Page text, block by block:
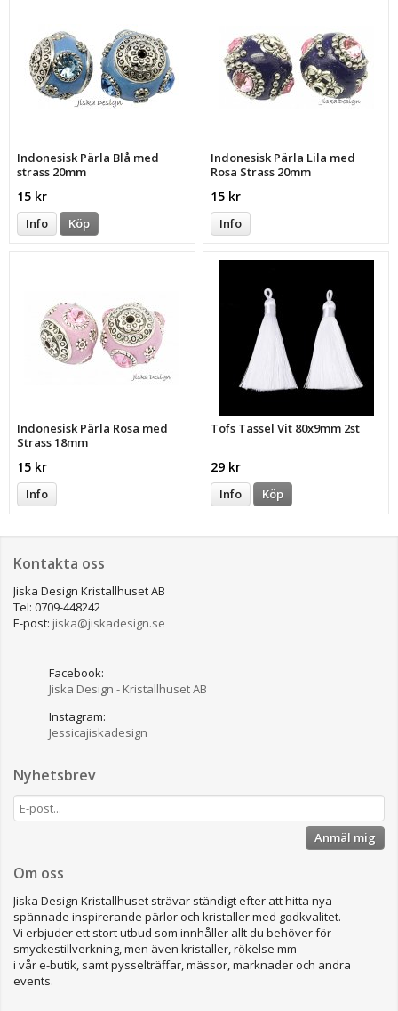
Indonesisk Pärla Blå med
strass 20mm
15 kr
Info Köp
Indonesisk Pärla Lila med
Rosa Strass 20mm
15 kr
Info
Indonesisk Pärla Rosa med
Strass 18mm
15 kr
Info
Tofs Tassel Vit 80x9mm 2st
29 kr
Info Köp
Kontakta oss
Jiska Design Kristallhuset AB
Tel: 0709-448242
E-post: jiska@jiskadesign.se
Facebook:
Jiska Design - Kristallhuset AB
Instagram:
Jessicajiskadesign
Nyhetsbrev
Anmäl mig
Om oss
Jiska Design Kristallhuset strävar ständigt efter att hitta nya
spännade inspirerande pärlor och kristaller med godkvalitet.
Vi erbjuder ett stort utbud som innhåller allt du behöver för
smyckestillverkning, men även kristaller, rökelse mm
i vår e-butik, samt pysselträffar, mässor, marknader och andra
events.